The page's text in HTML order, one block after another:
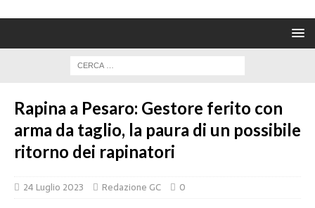
Rapina a Pesaro: Gestore ferito con
arma da taglio, la paura di un possibile
ritorno dei rapinatori
24 Luglio 2023 Redazione GC 0